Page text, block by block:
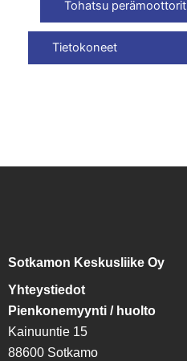
Tohatsu perämoottorit
Tietokoneet
Sotkamon Keskusliike Oy
Yhteystiedot
Pienkonemyynti / huolto
Kainuuntie 15
88600 Sotkamo